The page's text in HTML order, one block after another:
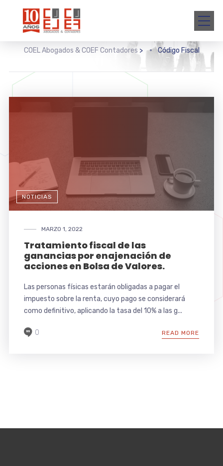
COEL Abogados & COEF Contadores > Código Fiscal
NOTICIAS
MARZO 1, 2022
Tratamiento fiscal de las
ganancias por enajenación de
acciones en Bolsa de Valores.
Las personas físicas estarán obligadas a pagar el
impuesto sobre la renta, cuyo pago se considerará
como definitivo, aplicando la tasa del 10% a las g...
READ MORE
0